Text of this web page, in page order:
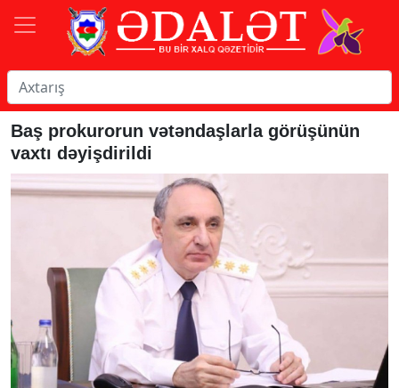
Baş prokurorun vətəndaşlarla görüşünün
vaxtı dəyişdirildi